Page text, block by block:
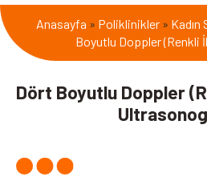
Dört Boyutlu Doppler
Anasayfa » Poliklinikler » Kadın
Boyutlu Doppler (Renkli